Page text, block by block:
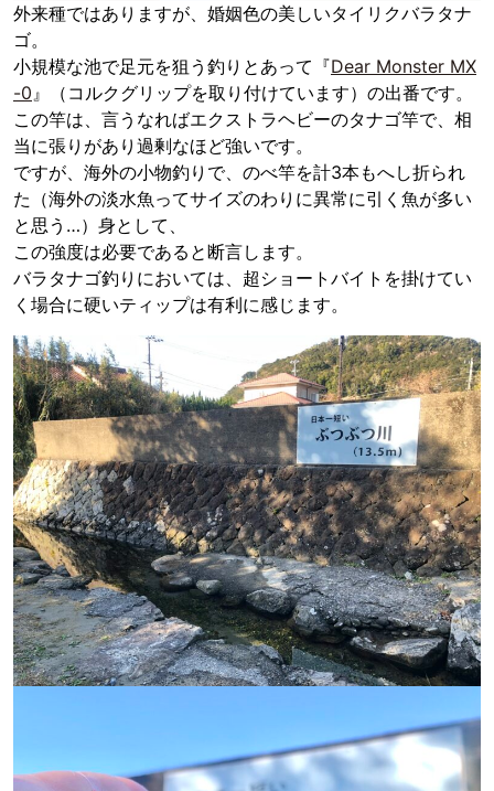
外来種ではありますが、婚姻色の美しいタイリクバラタナ
ゴ。
小規模な池で足元を狙う釣りとあって『Dear Monster MX
-0』（コルクグリップを取り付けています）の出番です。
この竿は、言うなればエクストラヘビーのタナゴ竿で、相
当に張りがあり過剰なほど強いです。
ですが、海外の小物釣りで、のべ竿を計3本もへし折られ
た（海外の淡水魚ってサイズのわりに異常に引く魚が多い
と思う…）身として、
この強度は必要であると断言します。
バラタナゴ釣りにおいては、超ショートバイトを掛けてい
く場合に硬いティップは有利に感じます。